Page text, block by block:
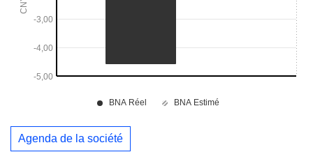
Agenda de la société